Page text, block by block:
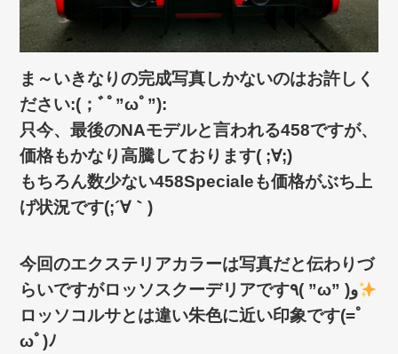
ま～いきなりの完成写真しかないのはお許しく
ださい:(；ﾞﾟ”ωﾟ”):
只今、最後のNAモデルと言われる458ですが、
価格もかなり高騰しております( ;∀;)
もちろん数少ない458Specialeも価格がぶち上
げ状況です(;´∀｀)
今回のエクステリアカラーは写真だと伝わりづ
らいですがロッソスクーデリアです٩( ”ω” )و
ロッソコルサとは違い朱色に近い印象です(=ﾟ
ωﾟ)ﾉ